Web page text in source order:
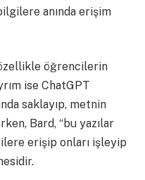
anında erişim
öğrencilerin
ise ChatGPT
saklayıp, metnin
Bard, “bu yazılar
erişip onları işleyip